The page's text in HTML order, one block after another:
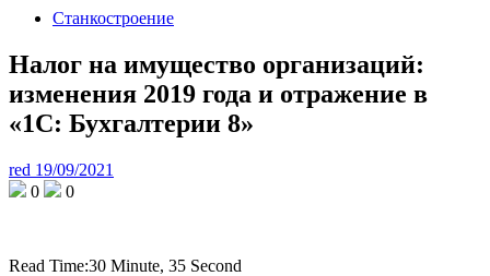
Станкостроение
Налог на имущество организаций:
изменения 2019 года и отражение в
«1С: Бухгалтерии 8»
red 19/09/2021
0
0
Read Time:30 Minute, 35 Second